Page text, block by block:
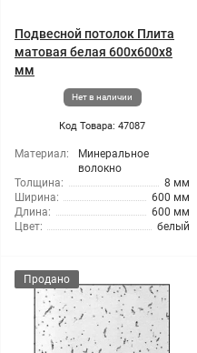
Подвесной потолок Плита
матовая белая 600x600x8
мм
Нет в наличии
Код Товара: 47087
Материал:
Минеральное
волокно
Толщина:
8 мм
Ширина:
600 мм
Длина:
600 мм
Цвет:
белый
Продано